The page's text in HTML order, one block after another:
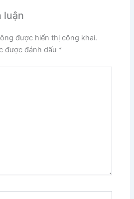
luận
được hiển thị công khai.
được đánh dấu *